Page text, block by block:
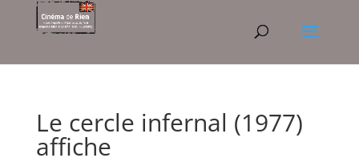
Le cercle infernal (1977)
affiche